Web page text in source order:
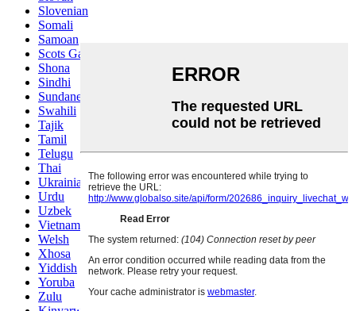
Slovenian
Somali
Samoan
Scots Gaelic
Shona
Sindhi
Sundanese
Swahili
Tajik
Tamil
Telugu
Thai
Ukrainian
Urdu
Uzbek
Vietnamese
Welsh
Xhosa
Yiddish
Yoruba
Zulu